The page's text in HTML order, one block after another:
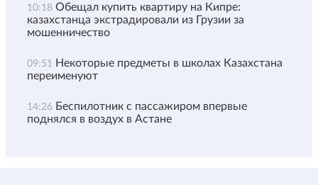
10:18 Обещал купить квартиру на Кипре:
казахстанца экстрадировали из Грузии за
мошенничество
09:51 Некоторые предметы в школах Казахстана
переименуют
14:26 Беспилотник с пассажиром впервые
поднялся в воздух в Астане